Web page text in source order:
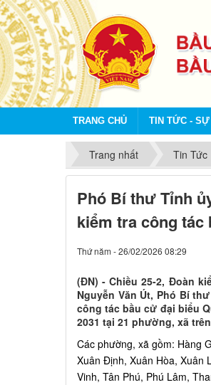
TRANG CHỦ TIN TỨC - SỰ
Trang nhất Tin Tức
Phó Bí thư Tỉnh
kiểm tra công tác
Thứ năm - 26/02/2026 08:29
(ĐN) - Chiều 25-2, Đoàn
Nguyễn Văn Út, Phó Bí
công tác bầu cử đại biểu
2031 tại 21 phường, xã
Các phường, xã gồm: Hàng
Xuân Định, Xuân Hòa, Xuân
Vinh, Tân Phú, Phú Lâm,